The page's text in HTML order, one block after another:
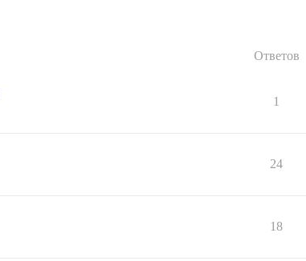
Ответов
1
24
18